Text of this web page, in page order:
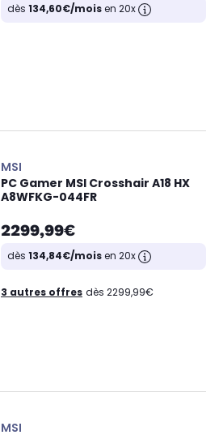
dès 134,60€/moisen 20x
MSI
PC Gamer MSI Crosshair A18 HX
A8WFKG-044FR
2299,99€
dès 134,84€/moisen 20x
3 autres offres dès 2299,99€
MSI